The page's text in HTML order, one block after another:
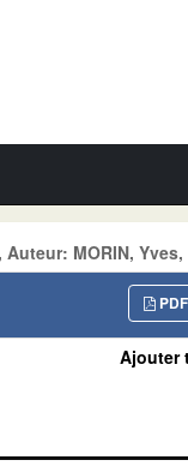
MORIN,
Ajouter